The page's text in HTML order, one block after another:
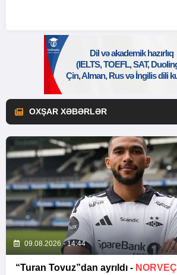
OXŞAR XƏBƏRLƏR
09.08.2026 - 14:44
“Turan Tovuz”dan ayrıldı -